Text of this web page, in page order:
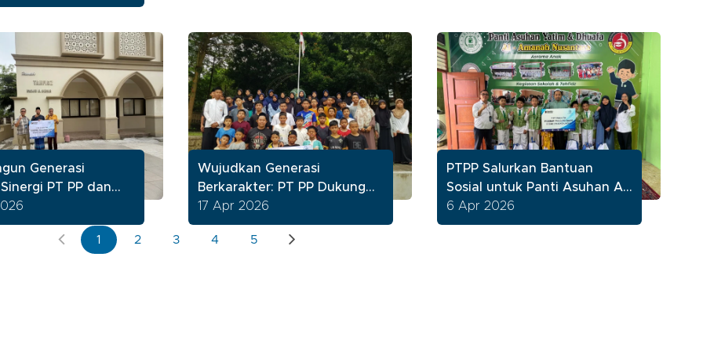
Tbk
Generasi
Sinergi PT PP dan
Akbar Cipinang
Wujudkan Generasi
Berkarakter: PT PP Dukung
Summer Camp Yayasan
Komunitas Satu Benih
17 Apr 2026
PTPP Salurkan Bantuan
Sosial untuk Panti Asuhan Al
Amanah Nusantara Condet
6 Apr 2026
1 2 3 4 5